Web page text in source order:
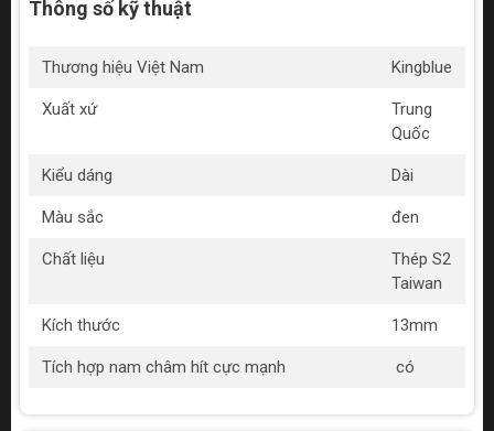
Thông số kỹ thuật
Thương hiệu Việt Nam Kingblue
Xuất xứ
Trung
Quốc
Kiểu dáng Dài
Màu sắc đen
Chất liệu
Thép S2
Taiwan
Kích thước 13mm
Tích hợp nam châm hít cực mạnh có